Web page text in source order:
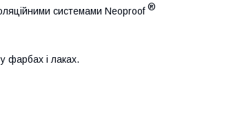
системами Neoproof ®
фарбах і лаках.